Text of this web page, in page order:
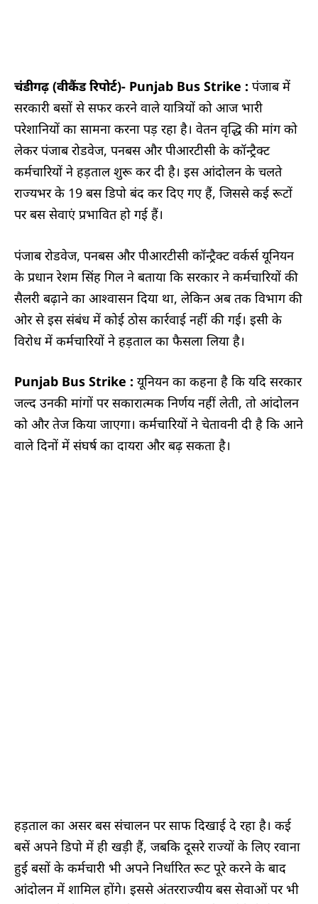
चंडीगढ़ (वीकैंड रिपोर्ट)- Punjab Bus Strike : पंजाब में
सरकारी बसों से सफर करने वाले यात्रियों को आज भारी
परेशानियों का सामना करना पड़ रहा है। वेतन वृद्धि की मांग को
लेकर पंजाब रोडवेज, पनबस और पीआरटीसी के कॉन्ट्रैक्ट
कर्मचारियों ने हड़ताल शुरू कर दी है। इस आंदोलन के चलते
राज्यभर के 19 बस डिपो बंद कर दिए गए हैं, जिससे कई रूटों
पर बस सेवाएं प्रभावित हो गई हैं।
पंजाब रोडवेज, पनबस और पीआरटीसी कॉन्ट्रैक्ट वर्कर्स यूनियन
के प्रधान रेशम सिंह गिल ने बताया कि सरकार ने कर्मचारियों की
सैलरी बढ़ाने का आश्वासन दिया था, लेकिन अब तक विभाग की
ओर से इस संबंध में कोई ठोस कार्रवाई नहीं की गई। इसी के
विरोध में कर्मचारियों ने हड़ताल का फैसला लिया है।
Punjab Bus Strike : यूनियन का कहना है कि यदि सरकार
जल्द उनकी मांगों पर सकारात्मक निर्णय नहीं लेती, तो आंदोलन
को और तेज किया जाएगा। कर्मचारियों ने चेतावनी दी है कि आने
वाले दिनों में संघर्ष का दायरा और बढ़ सकता है।
हड़ताल का असर बस संचालन पर साफ दिखाई दे रहा है। कई
बसें अपने डिपो में ही खड़ी हैं, जबकि दूसरे राज्यों के लिए रवाना
हुई बसों के कर्मचारी भी अपने निर्धारित रूट पूरे करने के बाद
आंदोलन में शामिल होंगे। इससे अंतरराज्यीय बस सेवाओं पर भी